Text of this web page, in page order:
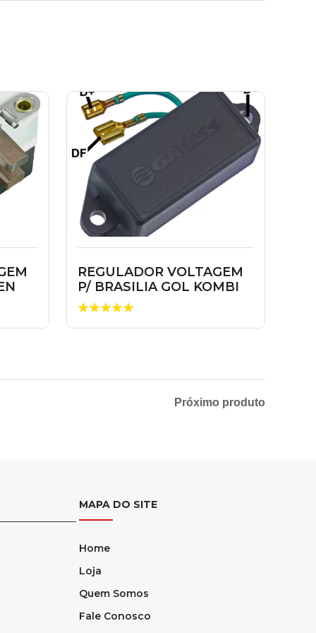
REGULADOR VOLTAGEM
P/ BRASILIA GOL KOMBI
1.6 12V 55A
Próximo produto
MAPA DO SITE
Home
Loja
Quem Somos
Fale Conosco